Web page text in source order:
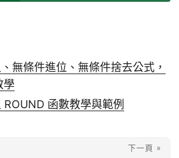
無條件進位、無條件捨去公式，
學
函數教學與範例
下一頁 »